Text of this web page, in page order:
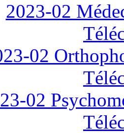
2023-02
02
02